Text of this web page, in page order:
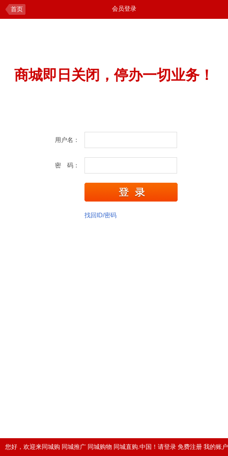
您好，欢迎来同城购 同城推广 同城购物 同城直购.中国！ 请登录 免费注册 我的账户
首页 会员登录
商城即日关闭，停办一切业务！
用户名：
密 码：
找回ID/密码